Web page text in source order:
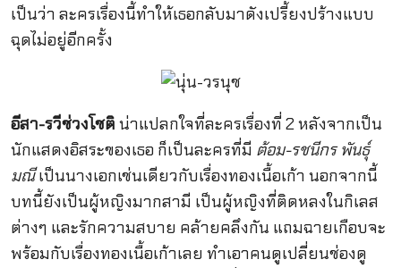
เป็นว่า ละครเรื่องนี้ทำให้เธอกลับมาดังเปรี้ยงปร้างแบบ
ฉุดไม่อยู่อีกครั้ง
อีสา-รวีช่วงโชติ น่าแปลกใจที่ละครเรื่องที่ 2 หลังจากเป็น
นักแสดงอิสระของเธอ ก็เป็นละครที่มี ต้อม-รชนีกร พันธุ์
มณีเป็นนางเอกเช่นเดียวกับเรื่องทองเนื้อเก้า นอกจากนี้
บทนี้ยังเป็นผู้หญิงมากสามี เป็นผู้หญิงที่ติดหลงในกิเลส
ต่างๆ และรักความสบาย คล้ายคลึงกัน แถมฉายเกือบจะ
พร้อมกับเรื่องทองเนื้อเก้าเลย ทำเอาคนดูเปลี่ยนช่องดู